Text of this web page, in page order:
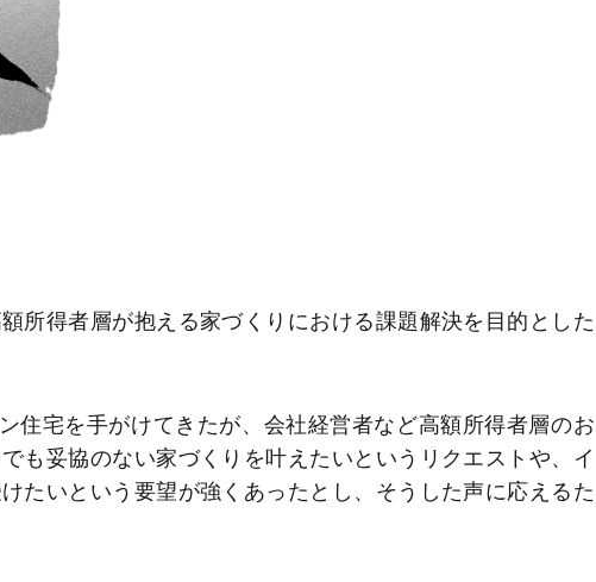
所得者層が抱える家づくりにおける課題解決を目的とした
住宅を手がけてきたが、会社経営者など高額所得者層のお
も妥協のない家づくりを叶えたいというリクエストや、イ
たいという要望が強くあったとし、そうした声に応えるた